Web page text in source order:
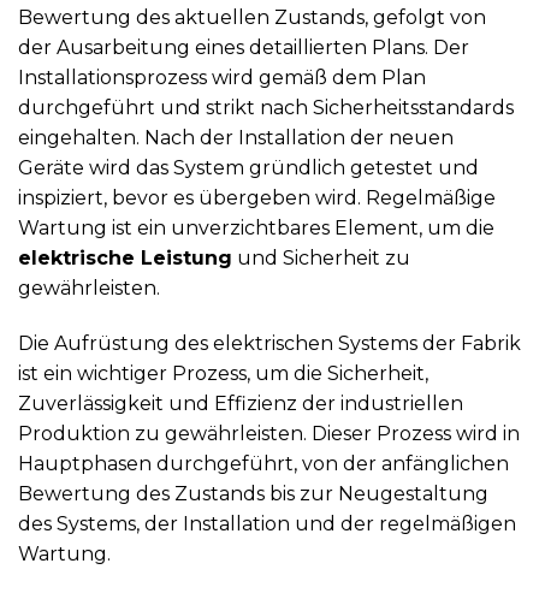
Bewertung des aktuellen Zustands, gefolgt von
der Ausarbeitung eines detaillierten Plans. Der
Installationsprozess wird gemäß dem Plan
durchgeführt und strikt nach Sicherheitsstandards
eingehalten. Nach der Installation der neuen
Geräte wird das System gründlich getestet und
inspiziert, bevor es übergeben wird. Regelmäßige
Wartung ist ein unverzichtbares Element, um die
elektrische Leistung und Sicherheit zu
gewährleisten.
Die Aufrüstung des elektrischen Systems der Fabrik
ist ein wichtiger Prozess, um die Sicherheit,
Zuverlässigkeit und Effizienz der industriellen
Produktion zu gewährleisten. Dieser Prozess wird in
Hauptphasen durchgeführt, von der anfänglichen
Bewertung des Zustands bis zur Neugestaltung
des Systems, der Installation und der regelmäßigen
Wartung.